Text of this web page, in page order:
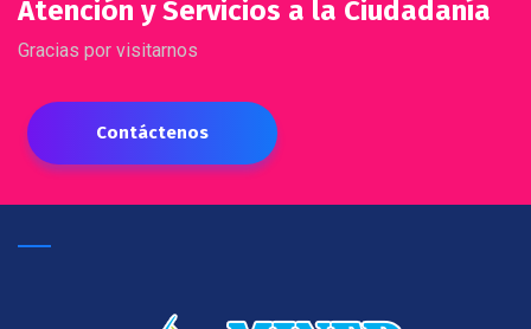
Atención y Servicios a la Ciudadanía
Gracias por visitarnos
Contáctenos